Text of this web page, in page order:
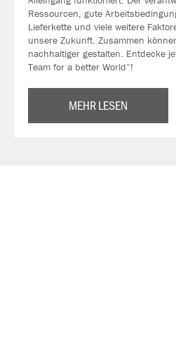
Ressourcen, gute
Lieferkette und viele weitere
unsere Zukunft. Zusammen
nachhaltiger gestalten. Entdecke
Team for a better World“!
MEHR LESEN